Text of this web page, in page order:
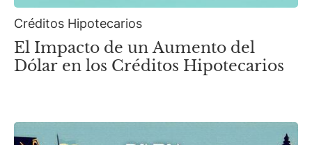
Créditos Hipotecarios
El Impacto de un Aumento del
Dólar en los Créditos Hipotecarios